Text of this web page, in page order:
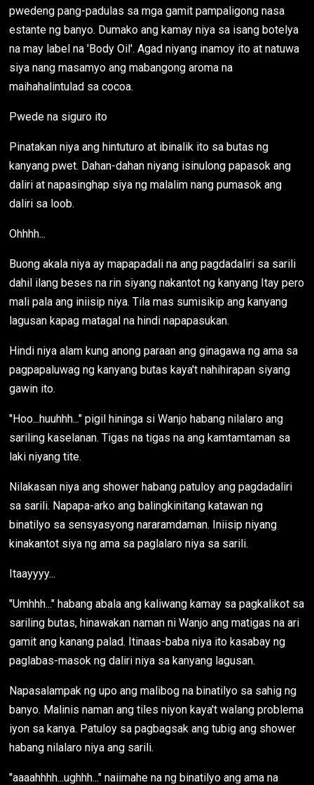
pwedeng pang-padulas sa mga gamit pampaligong nasa
estante ng banyo. Dumako ang kamay niya sa isang botelya
na may label na 'Body Oil'. Agad niyang inamoy ito at natuwa
siya nang masamyo ang mabangong aroma na
maihahalintulad sa cocoa.
Pwede na siguro ito
Pinatakan niya ang hintuturo at ibinalik ito sa butas ng
kanyang pwet. Dahan-dahan niyang isinulong papasok ang
daliri at napasinghap siya ng malalim nang pumasok ang
daliri sa loob.
Ohhhh...
Buong akala niya ay mapapadali na ang pagdadaliri sa sarili
dahil ilang beses na rin siyang nakantot ng kanyang Itay pero
mali pala ang iniisip niya. Tila mas sumisikip ang kanyang
lagusan kapag matagal na hindi napapasukan.
Hindi niya alam kung anong paraan ang ginagawa ng ama sa
pagpapaluwag ng kanyang butas kaya't nahihirapan siyang
gawin ito.
"Hoo...huuhhh..." pigil hininga si Wanjo habang nilalaro ang
sariling kaselanan. Tigas na tigas na ang kamtamtaman sa
laki niyang tite.
Nilakasan niya ang shower habang patuloy ang pagdadaliri
sa sarili. Napapa-arko ang balingkinitang katawan ng
binatilyo sa sensyasyong nararamdaman. Iniisip niyang
kinakantot siya ng ama sa paglalaro niya sa sarili.
Itaayyyy...
"Umhhh..." habang abala ang kaliwang kamay sa pagkalikot sa
sariling butas, hinawakan naman ni Wanjo ang matigas na ari
gamit ang kanang palad. Itinaas-baba niya ito kasabay ng
paglabas-masok ng daliri niya sa kanyang lagusan.
Napasalampak ng upo ang malibog na binatilyo sa sahig ng
banyo. Malinis naman ang tiles niyon kaya't walang problema
iyon sa kanya. Patuloy sa pagbagsak ang tubig ang shower
habang nilalaro niya ang sarili.
"aaaahhhh...ughhh..." naiimahe na ng binatilyo ang ama na